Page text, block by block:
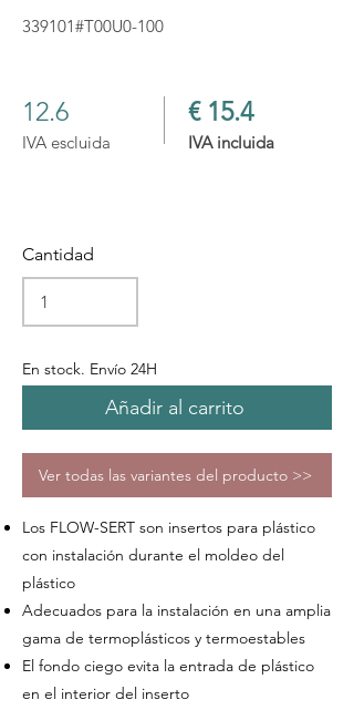
339101#T00U0-100
12.6
IVA escluida
€ 15.4
IVA incluida
Cantidad
En stock. Envío 24H
Añadir al carrito
Ver todas las variantes del producto >>
Los FLOW-SERT son insertos para plástico
con instalación durante el moldeo del
plástico
Adecuados para la instalación en una amplia
gama de termoplásticos y termoestables
El fondo ciego evita la entrada de plástico
en el interior del inserto